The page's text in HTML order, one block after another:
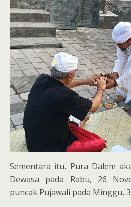
Sementara itu, Pura Dalem
Dewasa pada Rabu, 26
puncak Pujawali pada Minggu,